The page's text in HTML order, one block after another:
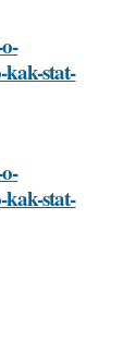
kak-stat-
kak-stat-